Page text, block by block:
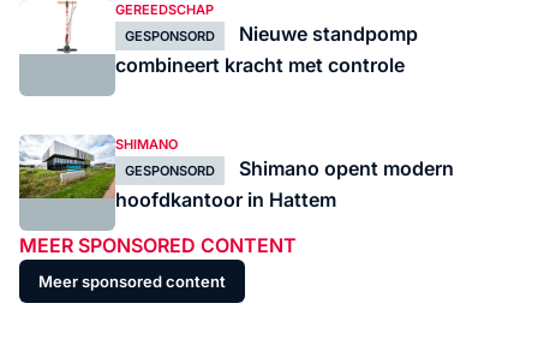
GEREEDSCHAP
GESPONSORD
Nieuwe standpomp
combineert kracht met controle
SHIMANO
GESPONSORD
Shimano opent modern
hoofdkantoor in Hattem
MEER SPONSORED CONTENT
Meer sponsored content